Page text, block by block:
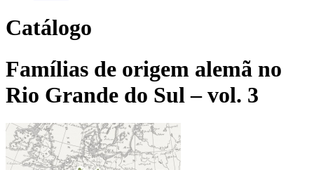
Catálogo
Famílias de origem alemã no
Rio Grande do Sul – vol. 3